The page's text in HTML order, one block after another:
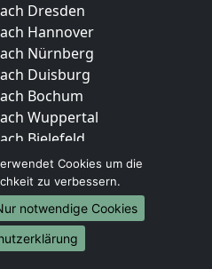
Dresden
Hannover
Nürnberg
Duisburg
Bochum
Wuppertal
Bielefeld
Bonn
Münster
Brasilien
Cookies um die
zu verbessern.
notwendige Cookies